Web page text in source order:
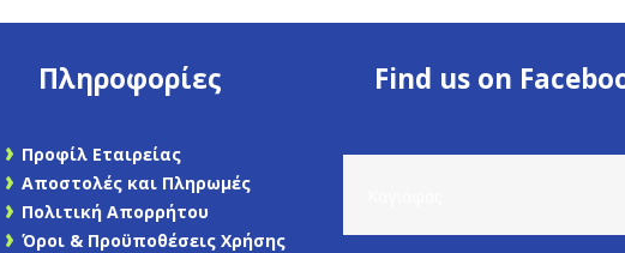
Πληροφορίες
Προφίλ Εταιρείας
Αποστολές και Πληρωμές
Πολιτική Απορρήτου
Όροι & Προϋποθέσεις Χρήσης
Find us on